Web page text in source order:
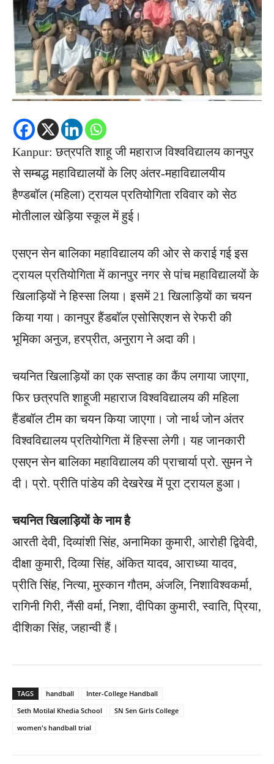
Kanpur: छत्रपति शाहू जी महाराज विश्वविद्यालय कानपुर
से सम्बद्ध महाविद्यालयों के लिए अंतर-महाविद्यालयीय
हैण्डबॉल (महिला) ट्रायल प्रतियोगिता रविवार को सेठ
मोतीलाल खेड़िया स्कूल में हुई।
एसएन सेन बालिका महाविद्यालय की ओर से कराई गई इस
ट्रायल प्रतियोगिता में कानपुर नगर से पांच महाविद्यालयों के ​
खिलाड़ियों ने हिस्सा लिया। इसमें 21 ​खिलाड़ियों का चयन
किया गया। कानपुर हैंडबाॅल एसोसिएशन से रेफरी की
भूमिका अनुज, हरप्रीत, अनुराग ने अदा की।
चयनित ​खिलाड़ियों का एक सप्ताह का कैंप लगाया जाएगा,
फिर छत्रपति शाहूजी महाराज विश्वविद्यालय की महिला
हैंडबॉल टीम का चयन किया जाएगा। जो नार्थ जोन अंतर
विश्वविद्यालय प्रतियोगिता में हिस्सा लेगी। यह जानकारी
एसएन सेन बालिका महाविद्यालय की प्राचार्या प्रो. सुमन ने
दी। प्रो. प्रीति पांडेय की देखरेख में पूरा ट्रायल हुआ।
चयनित खिलाड़ियों के नाम है
आरती देवी, दिव्यांशी सिंह, अनामिका कुमारी, आरोही द्विवेदी,
दीक्षा कुमारी, दिव्या सिंह, अंकित यादव, आराध्या यादव,
प्रीति सिंह, नित्या, मुस्कान गौतम, अंजलि, निशाविश्वकर्मा,
रागिनी गिरी, नैंसी वर्मा, निशा, दीपिका कुमारी, स्वाति, प्रिया,
दीशिका सिंह, जहान्वी हैं।
TAGS handball
Inter-College Handball
Seth Motilal Khedia School
SN Sen Girls College
women's handball trial